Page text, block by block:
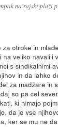
na rajski plaži
otroke in
veliko navalili
s sindikalnimi
in da lahko
za madžare in
so pa cel
ki nimajo
da je vse
ker se mu ne